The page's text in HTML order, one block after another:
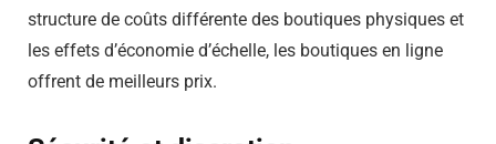
structure de coûts différente des boutiques physiques et
les effets d’économie d’échelle, les boutiques en ligne
offrent de meilleurs prix.